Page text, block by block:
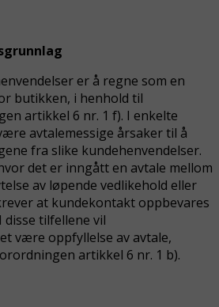
er å regne som en
butikken, i henhold til
artikkel 6 nr. 1 f). I enkelte
avtalemessige årsaker til å
fra slike kundehenvendelser.
det er inngått en avtale mellom
av løpende vedlikehold eller
at kundekontakt oppbevares
disse tilfellene vil
være oppfyllelse av avtale,
artikkel 6 nr. 1 b).